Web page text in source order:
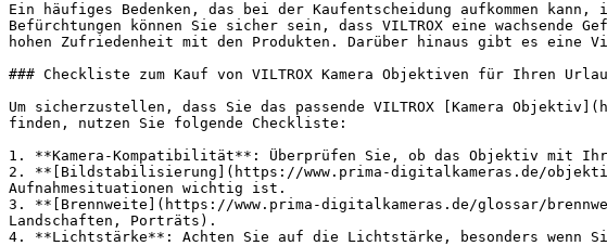
Ein häufiges Bedenken, das bei der Kaufentscheidung aufkommen
Befürchtungen können Sie sicher sein, dass VILTROX eine
hohen Zufriedenheit mit den Produkten. Darüber hinaus gibt es
### Checkliste zum Kauf von VILTROX Kamera Objektiven für Ihren
Um sicherzustellen, dass Sie das passende VILTROX [Kamera
finden, nutzen Sie folgende Checkliste:
1. **Kamera-Kompatibilität**: Überprüfen Sie, ob das Objektiv mit
2. **[Bildstabilisierung](https://www.prima-digitalkameras.de/
Aufnahmesituationen wichtig ist.
3. **[Brennweite](https://www.prima-digitalkameras.de/glossar/
Landschaften, Porträts).
4. **Lichtstärke**: Achten Sie auf die Lichtstärke, besonders wenn